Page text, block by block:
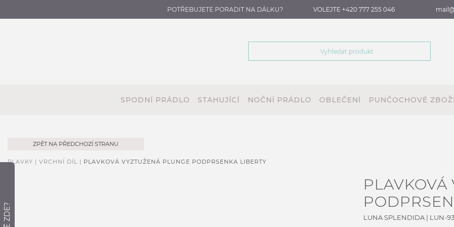
POTŘEBUJETE PORADIT NA DÁLKU? VOLEJTE +420 777 255 046
SPODNÍ PRÁDLO STAHUJÍCÍ NOČNÍ PRÁDLO OBLEČENÍ PUNČOCHOVÉ
ZPĚT NA PŘEDCHOZÍ STRANU
PLAVKY | VRCHNÍ DÍL | PLAVKOVÁ VYZTUŽENÁ PLUNGE PODPRSENKA LIBERTY
LUNA SPLENDIDA | LUN-